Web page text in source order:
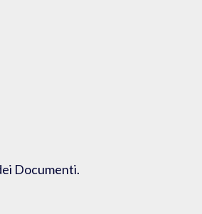
Documenti.